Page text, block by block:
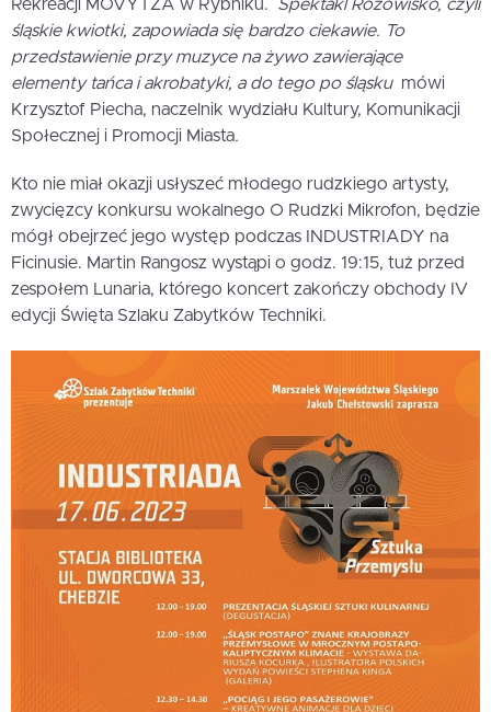
Rekreacji MOVYTZA w Rybniku.  SpektaklRóżowisko, czyli
śląskie kwiotki, zapowiada się bardzo ciekawie. To
przedstawienie przy muzyce na żywo zawierające
elementy tańca i akrobatyki, a do tego po śląsku  mówi
Krzysztof Piecha, naczelnik wydziału Kultury, Komunikacji
Społecznej i Promocji Miasta.
Kto nie miał okazji usłyszeć młodego rudzkiego artysty,
zwycięzcy konkursu wokalnego O Rudzki Mikrofon, będzie
mógł obejrzeć jego występ podczas INDUSTRIADY na
Ficinusie. Martin Rangosz wystąpi o godz. 19:15, tuż przed
zespołem Lunaria, którego koncert zakończy obchody IV
edycji Święta Szlaku Zabytków Techniki.